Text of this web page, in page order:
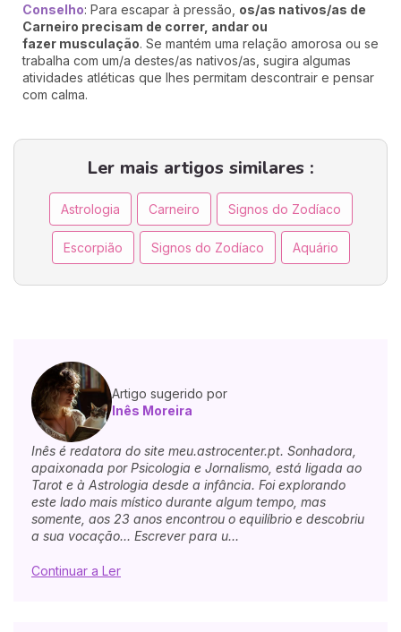
Conselho: Para escapar à pressão, os/as nativos/as de
Carneiro precisam de correr, andar ou
fazer musculação. Se mantém uma relação amorosa ou se
trabalha com um/a destes/as nativos/as, sugira algumas
atividades atléticas que lhes permitam descontrair e pensar
com calma.
Ler mais artigos similares :
Astrologia Carneiro Signos do Zodíaco
Escorpião Signos do Zodíaco Aquário
Artigo sugerido por
Inês Moreira
Inês é redatora do site meu.astrocenter.pt. Sonhadora,
apaixonada por Psicologia e Jornalismo, está ligada ao
Tarot e à Astrologia desde a infância. Foi explorando
este lado mais místico durante algum tempo, mas
somente, aos 23 anos encontrou o equilíbrio e descobriu
a sua vocação... Escrever para u...
Continuar a Ler